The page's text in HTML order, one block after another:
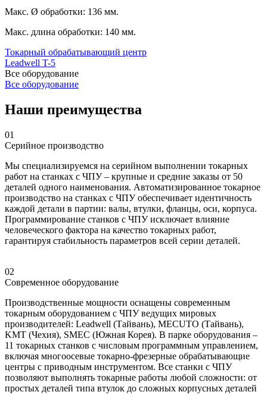
Макс. Ø обработки: 136 мм.
Макс. длина обработки: 140 мм.
Токарный обрабатывающий центр
Leadwell T-5
Все оборудование
Все оборудование
Наши преимущества
01
Серийное производство
Мы специализируемся на серийном выполнении токарных
работ на станках с ЧПУ – крупные и средние заказы от 50
деталей одного наименования. Автоматизированное токарное
производство на станках с ЧПУ обеспечивает идентичность
каждой детали в партии: валы, втулки, фланцы, оси, корпуса.
Программирование станков с ЧПУ исключает влияние
человеческого фактора на качество токарных работ,
гарантируя стабильность параметров всей серии деталей.
02
Современное оборудование
Производственные мощности оснащены современным
токарным оборудованием с ЧПУ ведущих мировых
производителей: Leadwell (Тайвань), MECUTO (Тайвань),
KMT (Чехия), SMEC (Южная Корея). В парке оборудования –
11 токарных станков с числовым программным управлением,
включая многоосевые токарно-фрезерные обрабатывающие
центры с приводным инструментом. Все станки с ЧПУ
позволяют выполнять токарные работы любой сложности: от
простых деталей типа втулок до сложных корпусных деталей